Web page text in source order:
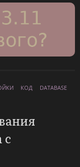
КОД
DATABASE
с